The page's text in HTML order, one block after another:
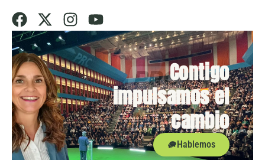
Contigo
impulsamos el
cambio
Hablemos